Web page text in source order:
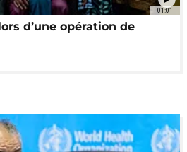
01:01
d’une opération de